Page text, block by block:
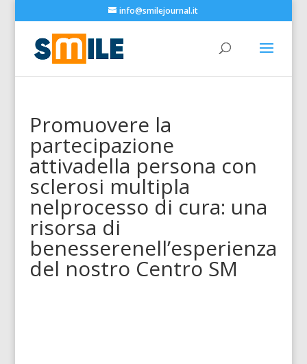
info@smilejournal.it
Promuovere la
partecipazione
attivadella persona con
sclerosi multipla
nelprocesso di cura: una
risorsa di
benesserenell’esperienza
del nostro Centro SM